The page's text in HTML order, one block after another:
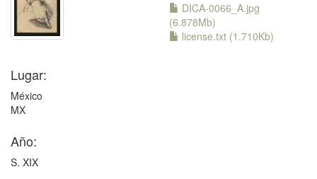
DICA-0066_A.jpg
(6.878Mb)
license.txt (1.710Kb)
Lugar:
México
MX
Año:
S. XIX